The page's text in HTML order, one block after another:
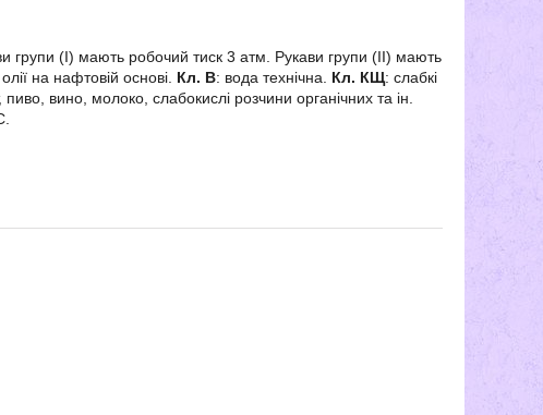
групи (I) мають робочий тиск 3 атм. Рукави групи (II) мають
на нафтовій основі. Кл. В: вода технічна. Кл. КЩ: слабкі
пиво, вино, молоко, слабокислі розчини органічних та ін.